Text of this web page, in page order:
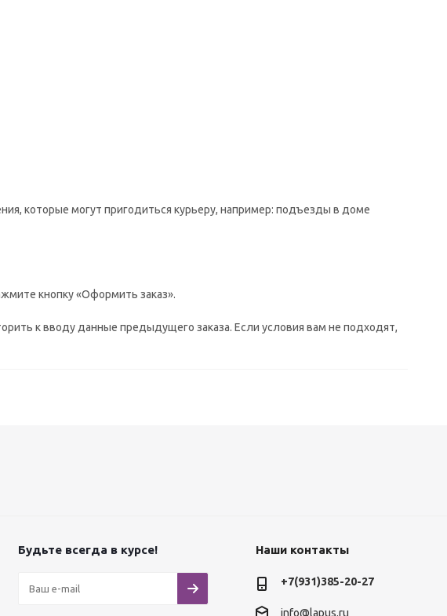
которые могут пригодиться курьеру, например: подъезды в доме
кнопку «Оформить заказ».
к вводу данные предыдущего заказа. Если условия вам не подходят,
Будьте всегда в курсе! Наши контакты
+7(931)385-20-27
info@lapus.ru